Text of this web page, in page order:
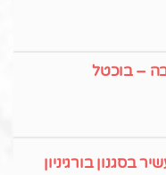
– בוכטל
בסגנון בורגיניון